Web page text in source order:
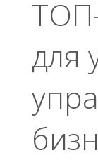
для